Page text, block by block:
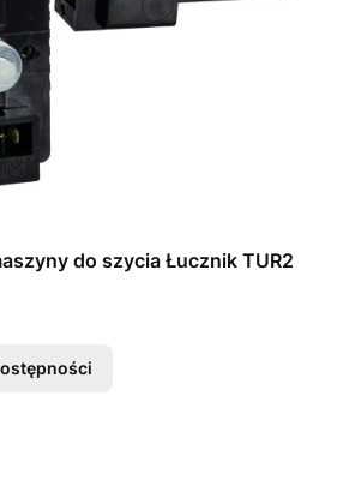
do szycia Łucznik TUR2